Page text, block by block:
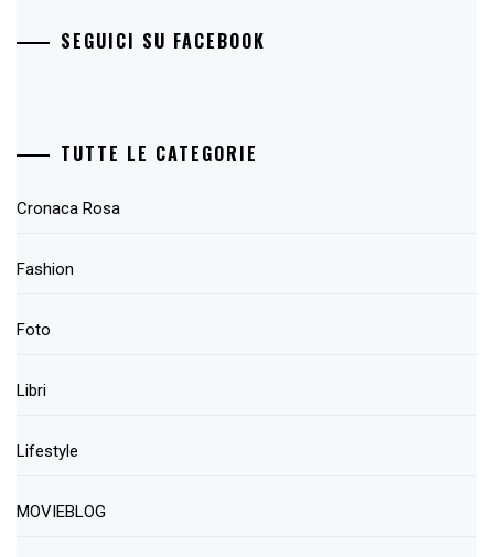
SEGUICI SU FACEBOOK
TUTTE LE CATEGORIE
Cronaca Rosa
Fashion
Foto
Libri
Lifestyle
MOVIEBLOG